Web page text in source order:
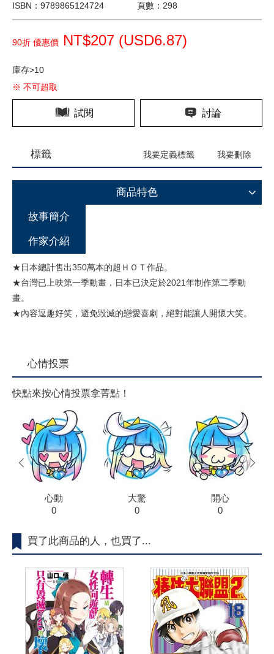
ISBN：9789865124724
頁數：298
90折 優惠價 NT$207 (USD6.87)
庫存>10
※ 不可超取
試閱 討論
標籤 我要定義標籤 我要刪除
商品特色
故事簡介
作家介紹
★日本總計售出350萬本的超ＨＯＴ作品。
★台灣已上映第一季動畫，日本已決定於2021年制作第二季動
畫。
★內容逗趣好笑，避免毀滅的戀愛喜劇，絕對能讓人開懷大笑。
心情投票
快點來按心情投票拿菁點！
心動
0
大驚
0
開心
0
prev next
買了此商品的人，也買了...